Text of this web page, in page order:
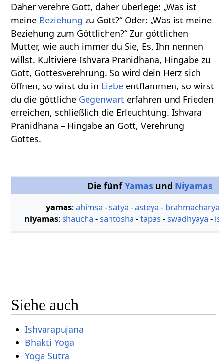
Daher verehre Gott, daher überlege: „Was ist
meine Beziehung zu Gott?“ Oder: „Was ist meine
Beziehung zum Göttlichen?“ Zur göttlichen
Mutter, wie auch immer du Sie, Es, Ihn nennen
willst. Kultiviere Ishvara Pranidhana, Hingabe zu
Gott, Gottesverehrung. So wird dein Herz sich
öffnen, so wirst du in Liebe entflammen, so wirst
du die göttliche Gegenwart erfahren und Frieden
erreichen, schließlich die Erleuchtung. Ishvara
Pranidhana – Hingabe an Gott, Verehrung
Gottes.
Die fünfYamas und Niyamas
yamas:ahimsa -satya -asteya -
niyamas:shaucha -santosha -tapas-swadhyaya -
Siehe auch
Ishvarapujana
Bhakti Yoga
Yoga Sutra